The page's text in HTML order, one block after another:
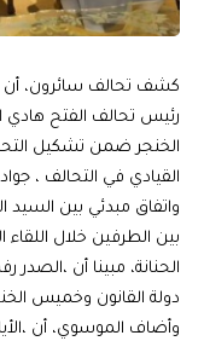
كشف تحالف سائرون، أن
رئيس تحالف الفتح هادي
الخنجر ضمن تشكيل
القيادي في التحالف ،
واتفاق مبدئي بين السيد
بين الطرفين خلال
الحنانة، مبينا أن
دولة القانون وخميس
وأضاف الموسوي، أن